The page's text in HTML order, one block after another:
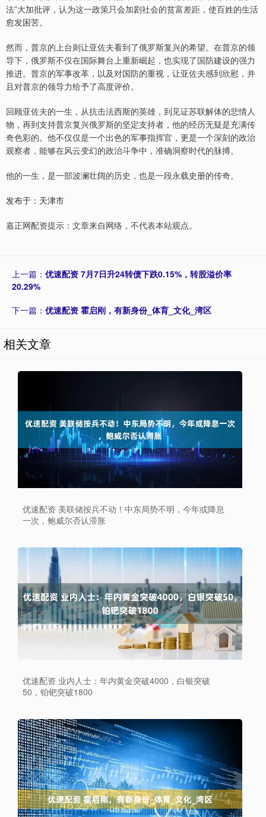
法”大加批评，认为这一政策只会加剧社会的贫富差距，使百姓的生活
愈发困苦。
然而，普京的上台则让亚佐夫看到了俄罗斯复兴的希望。在普京的领
导下，俄罗斯不仅在国际舞台上重新崛起，也实现了国防建设的强力
推进。普京的军事改革，以及对国防的重视，让亚佐夫感到欣慰，并
且对普京的领导力给予了高度评价。
回顾亚佐夫的一生，从抗击法西斯的英雄，到见证苏联解体的悲情人
物，再到支持普京复兴俄罗斯的坚定支持者，他的经历无疑是充满传
奇色彩的。他不仅仅是一个出色的军事指挥官，更是一个深刻的政治
观察者，能够在风云变幻的政治斗争中，准确洞察时代的脉搏。
他的一生，是一部波澜壮阔的历史，也是一段永载史册的传奇。
发布于：天津市
嘉正网配资提示：文章来自网络，不代表本站观点。
上一篇： 优速配资 7月7日升24转债下跌0.15%，转股溢价率
20.29%
下一篇： 优速配资 霍启刚，有新身份_体育_文化_湾区
相关文章
优速配资 美联储按兵不动！中东局势不明，今年或降息
一次，鲍威尔否认滞胀
优速配资 业内人士：年内黄金突破4000，白银突破
50，铂钯突破1800